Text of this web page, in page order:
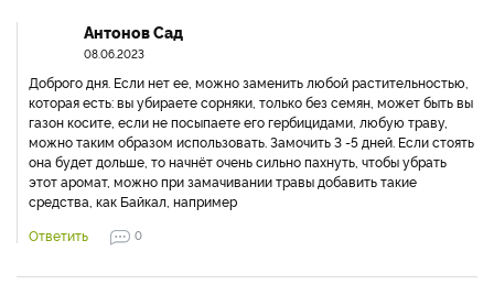
Антонов Сад
08.06.2023
Доброго дня. Если нет ее, можно заменить любой растительностью,
которая есть: вы убираете сорняки, только без семян, может быть вы
газон косите, если не посыпаете его гербицидами, любую траву,
можно таким образом использовать. Замочить 3 -5 дней. Если стоять
она будет дольше, то начнёт очень сильно пахнуть, чтобы убрать
этот аромат, можно при замачивании травы добавить такие
средства, как Байкал, например
Ответить
0